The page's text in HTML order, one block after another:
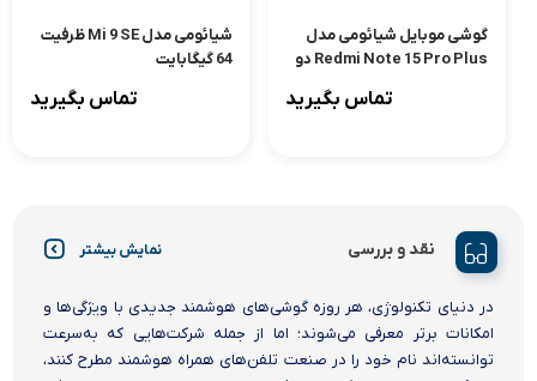
گوشی موبایل شیائومی مدل
Redmi Note 15 Pro Plus دو
تماس بگیرید
شیائومی مدل Mi 9 SE ظرفیت
64 گیگابایت
تماس بگیرید
نقد و بررسی نمایش بیشتر
در دنیای تکنولوژی، هر روزه گوشی‌های هوشمند جدیدی با ویژگی‌ها و
امکانات برتر معرفی می‌شوند؛ اما از جمله شرکت‌هایی که به‌سرعت
توانسته‌اند نام خود را در صنعت تلفن‌های همراه هوشمند مطرح کنند،